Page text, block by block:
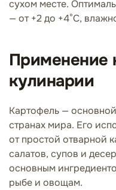
сухом месте.
— от +2 до +4°C,
Применение
кулинарии
Картофель —
странах мира. Его
от простой отварной
салатов, супов и
основным
рыбе и овощам.